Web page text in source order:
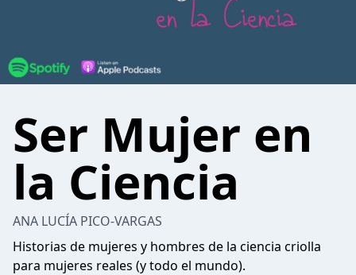
Ser Mujer en
la Ciencia
ANA LUCÍA PICO-VARGAS
Historias de mujeres y hombres de la ciencia criolla
para mujeres reales (y todo el mundo).